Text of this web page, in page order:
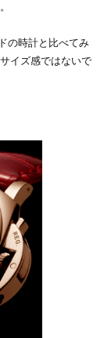
の時計と比べてみ
イズ感ではないで